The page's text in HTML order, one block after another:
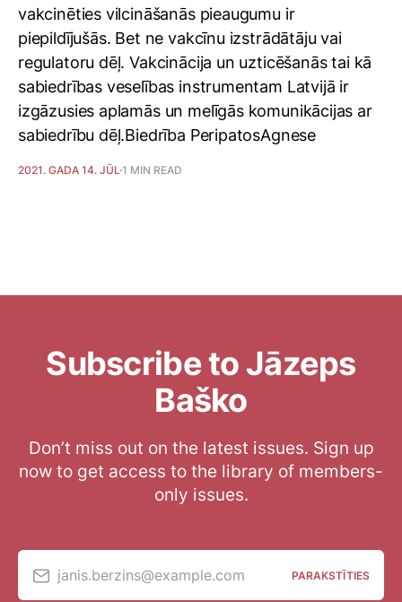
vakcinēties vilcināšanās pieaugumu ir
piepildījušās. Bet ne vakcīnu izstrādātāju vai
regulatoru dēļ. Vakcinācija un uzticēšanās tai kā
sabiedrības veselības instrumentam Latvijā ir
izgāzusies aplamās un melīgās komunikācijas ar
sabiedrību dēļ.Biedrība PeripatosAgnese
2021. GADA 14. JŪL1 MIN READ
Subscribe to Jāzeps
Baško
Don’t miss out on the latest issues. Sign up
now to get access to the library of members-
only issues.
janis.berzins@example.com PARAKSTĪTIES